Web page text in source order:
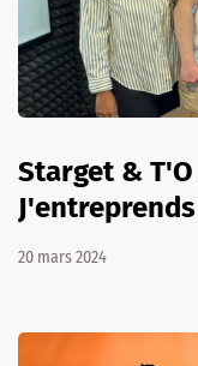
Starget &
20 mars 2024